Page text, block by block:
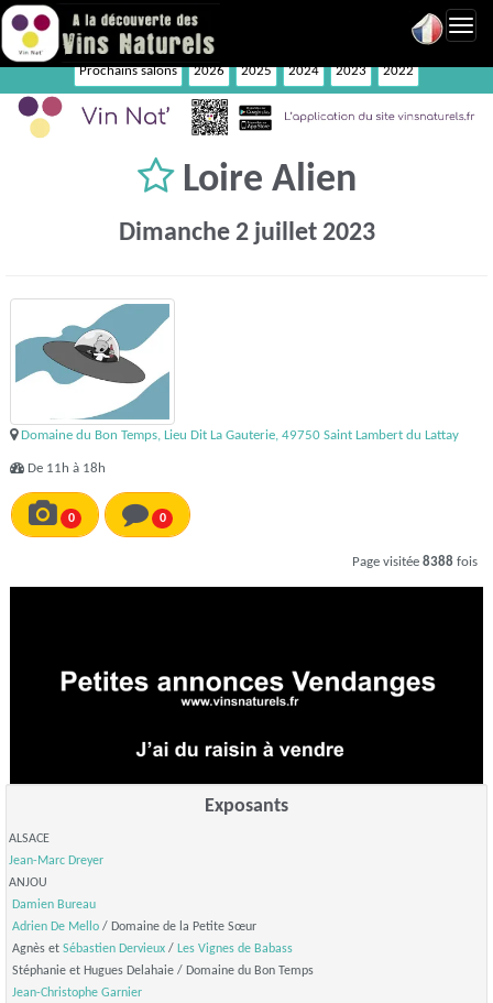
Prochains salons 2026 2025 2024 2023 2022
Loire Alien
Dimanche 2 juillet 2023
Domaine du Bon Temps, Lieu Dit La Gauterie, 49750 Saint Lambert du Lattay
De 11h à 18h
0 0
Page visitée 8388 fois
Exposants
ALSACE
Jean-Marc Dreyer
ANJOU
Damien Bureau
Adrien De Mello / Domaine de la Petite Sœur
Agnès et Sébastien Dervieux / Les Vignes de Babass
Stéphanie et Hugues Delahaie / Domaine du Bon Temps
Jean-Christophe Garnier